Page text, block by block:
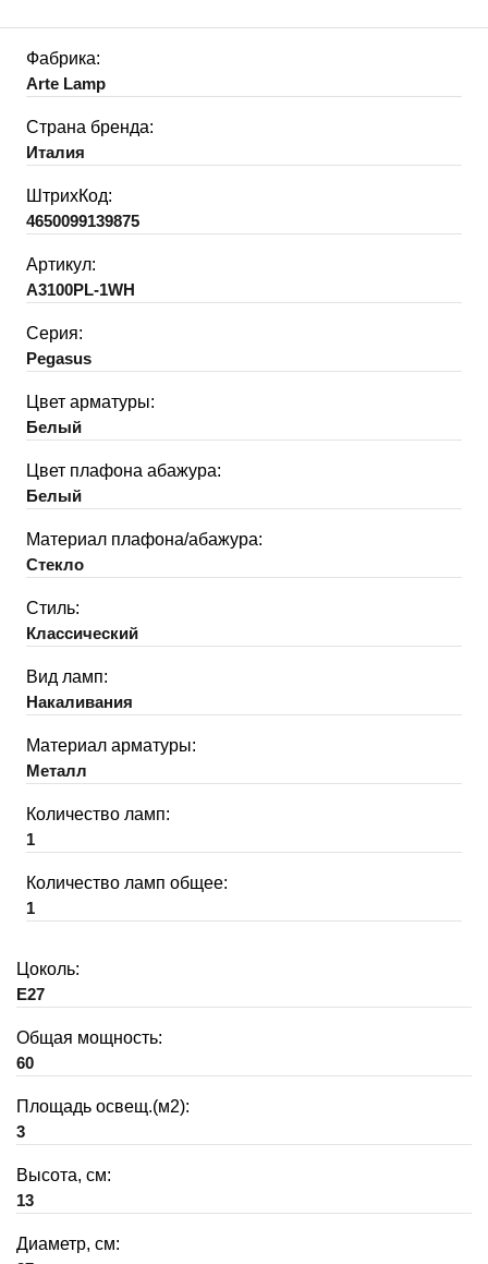
Фабрика:
Arte Lamp
Страна бренда:
Италия
ШтрихКод:
4650099139875
Артикул:
A3100PL-1WH
Серия:
Pegasus
Цвет арматуры:
Белый
Цвет плафона абажура:
Белый
Материал плафона/абажура:
Стекло
Стиль:
Классический
Вид ламп:
Накаливания
Материал арматуры:
Металл
Количество ламп:
1
Количество ламп общее:
1
Цоколь:
E27
Общая мощность:
60
Площадь освещ.(м2):
3
Высота, см:
13
Диаметр, см: